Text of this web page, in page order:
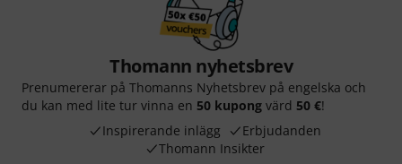
Thomann nyhetsbrev
Prenumererar på Thomanns Nyhetsbrev på engelska och
du kan med lite tur vinna en 50 kupong värd 50 €!
Inspirerande inlägg
Erbjudanden
Thomann Insikter